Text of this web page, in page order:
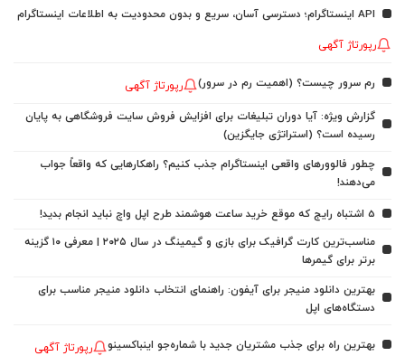
API اینستاگرام؛ دسترسی آسان، سریع و بدون محدودیت به اطلاعات اینستاگرام
رپورتاژ آگهی
رم سرور چیست؟ (اهمیت رم در سرور) رپورتاژ آگهی
گزارش ویژه: آیا دوران تبلیغات برای افزایش فروش سایت فروشگاهی به پایان
رسیده است؟ (استراتژی جایگزین)
چطور فالوورهای واقعی اینستاگرام جذب کنیم؟ راهکارهایی که واقعاً جواب
می‌دهند!
5 اشتباه رایج که موقع خرید ساعت هوشمند طرح اپل واچ نباید انجام بدید!
مناسب‌ترین کارت گرافیک برای بازی و گیمینگ در سال ۲۰۲۵ | معرفی ۱۰ گزینه
برتر برای گیمرها
بهترین دانلود منیجر برای آیفون: راهنمای انتخاب دانلود منیجر مناسب برای
دستگاه‌های اپل
بهترین راه برای جذب مشتریان جدید با شماره‌جو اینباکسینو رپورتاژ آگهی